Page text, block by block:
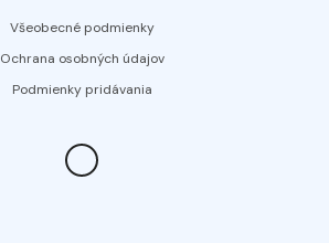
Všeobecné podmienky
Ochrana osobných údajov
Podmienky pridávania